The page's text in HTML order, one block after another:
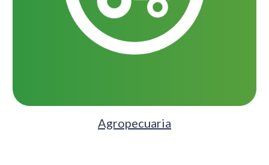
Agropecuaria